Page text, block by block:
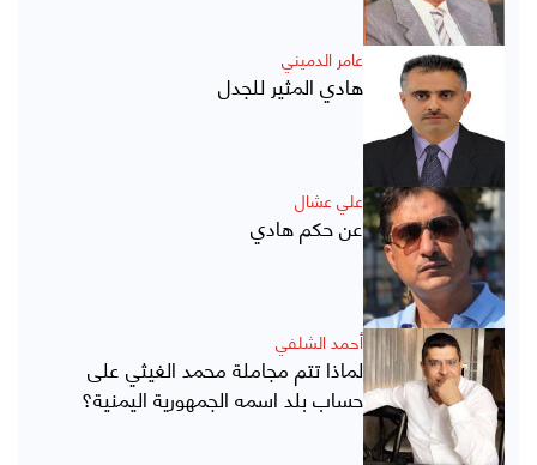
عامر الدميني
هادي المثير للجدل
علي عشال
عن حكم هادي
أحمد الشلفي
لماذا تتم مجاملة محمد الغيثي على
حساب بلد اسمه الجمهورية اليمنية؟